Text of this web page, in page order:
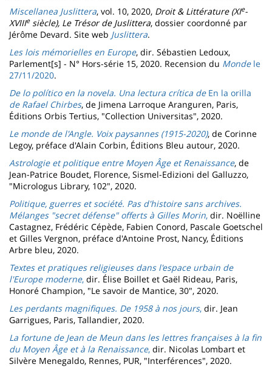
Miscellanea Juslittera, vol. 10, 2020, Droit & Littérature (XIe-
XVIIIesiècle), Le Trésor de Juslittera, dossier coordonné par
Jérôme Devard. Site web Juslittera.
Les lois mémorielles en Europe, dir. Sébastien Ledoux,
Parlement[s] - N° Hors-série 15, 2020. Recension du Mondele
27/11/2020.
De lo político en la novela. Una lectura crítica de En la orilla
de Rafael Chirbes, de Jimena Larroque Aranguren, Paris,
Éditions Orbis Tertius, "Collection Universitas", 2020.
Le monde de l'Angle. Voix paysannes (1915-2020), de Corinne
Legoy, préface d'Alain Corbin, Éditions Bleu autour, 2020.
Astrologie et politique entre Moyen Âge et Renaissance, de
Jean-Patrice Boudet, Florence, Sismel-Edizioni del Galluzzo,
"Micrologus Library, 102", 2020.
Politique, guerres et société. Pas d'histoire sans archives.
Mélanges "secret défense" offerts à Gilles Morin, dir. Noëlline
Castagnez, Frédéric Cépède, Fabien Conord, Pascale Goetschel
et Gilles Vergnon, préface d'Antoine Prost, Nancy, Éditions
Arbre bleu, 2020.
Textes et pratiques religieuses dans l'espace urbain de
l'Europe moderne, dir. Élise Boillet et Gaël Rideau, Paris,
Honoré Champion, "Le savoir de Mantice, 30", 2020.
Les perdants magnifiques. De 1958 à nos jours, dir. Jean
Garrigues, Paris, Tallandier, 2020.
La fortune de Jean de Meun dans les lettres françaises à la fin
du Moyen Âge et à la Renaissance, dir. Nicolas Lombart et
Silvère Menegaldo, Rennes, PUR, "Interférences", 2020.